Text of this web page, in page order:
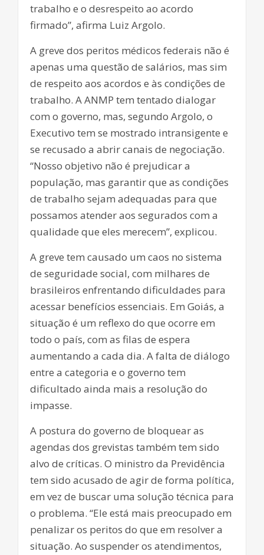
trabalho e o desrespeito ao acordo
firmado”, afirma Luiz Argolo.
A greve dos peritos médicos federais não é
apenas uma questão de salários, mas sim
de respeito aos acordos e às condições de
trabalho. A ANMP tem tentado dialogar
com o governo, mas, segundo Argolo, o
Executivo tem se mostrado intransigente e
se recusado a abrir canais de negociação.
“Nosso objetivo não é prejudicar a
população, mas garantir que as condições
de trabalho sejam adequadas para que
possamos atender aos segurados com a
qualidade que eles merecem”, explicou.
A greve tem causado um caos no sistema
de seguridade social, com milhares de
brasileiros enfrentando dificuldades para
acessar benefícios essenciais. Em Goiás, a
situação é um reflexo do que ocorre em
todo o país, com as filas de espera
aumentando a cada dia. A falta de diálogo
entre a categoria e o governo tem
dificultado ainda mais a resolução do
impasse.
A postura do governo de bloquear as
agendas dos grevistas também tem sido
alvo de críticas. O ministro da Previdência
tem sido acusado de agir de forma política,
em vez de buscar uma solução técnica para
o problema. “Ele está mais preocupado em
penalizar os peritos do que em resolver a
situação. Ao suspender os atendimentos,